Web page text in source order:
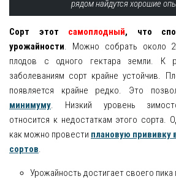
рядом найдутся хорошие
Сорт этот самоплодный, что
урожайности . Можно собрать около
плодов с одного гектара земли. К
заболеваниям сорт крайне устойчив.
появляется крайне редко. Это
минимуму . Низкий уровень
относится к недостаткам этого сорта.
как можно провести плановую прививку
сортов
Урожайность достигает своего